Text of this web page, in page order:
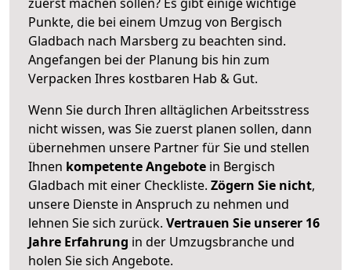
Punkte, die bei einem Umzug von Bergisch
Gladbach nach Marsberg zu beachten sind.
Angefangen bei der Planung bis hin zum
Verpacken Ihres kostbaren Hab & Gut.
Wenn Sie durch Ihren alltäglichen Arbeitsstress
nicht wissen, was Sie zuerst planen sollen, dann
übernehmen unsere Partner für Sie und stellen
Ihnen kompetente Angebote in Bergisch
Gladbach mit einer Checkliste. Zögern Sie nicht,
unsere Dienste in Anspruch zu nehmen und
lehnen Sie sich zurück. Vertrauen Sie unserer 16
Jahre Erfahrung in der Umzugsbranche und
holen Sie sich Angebote.